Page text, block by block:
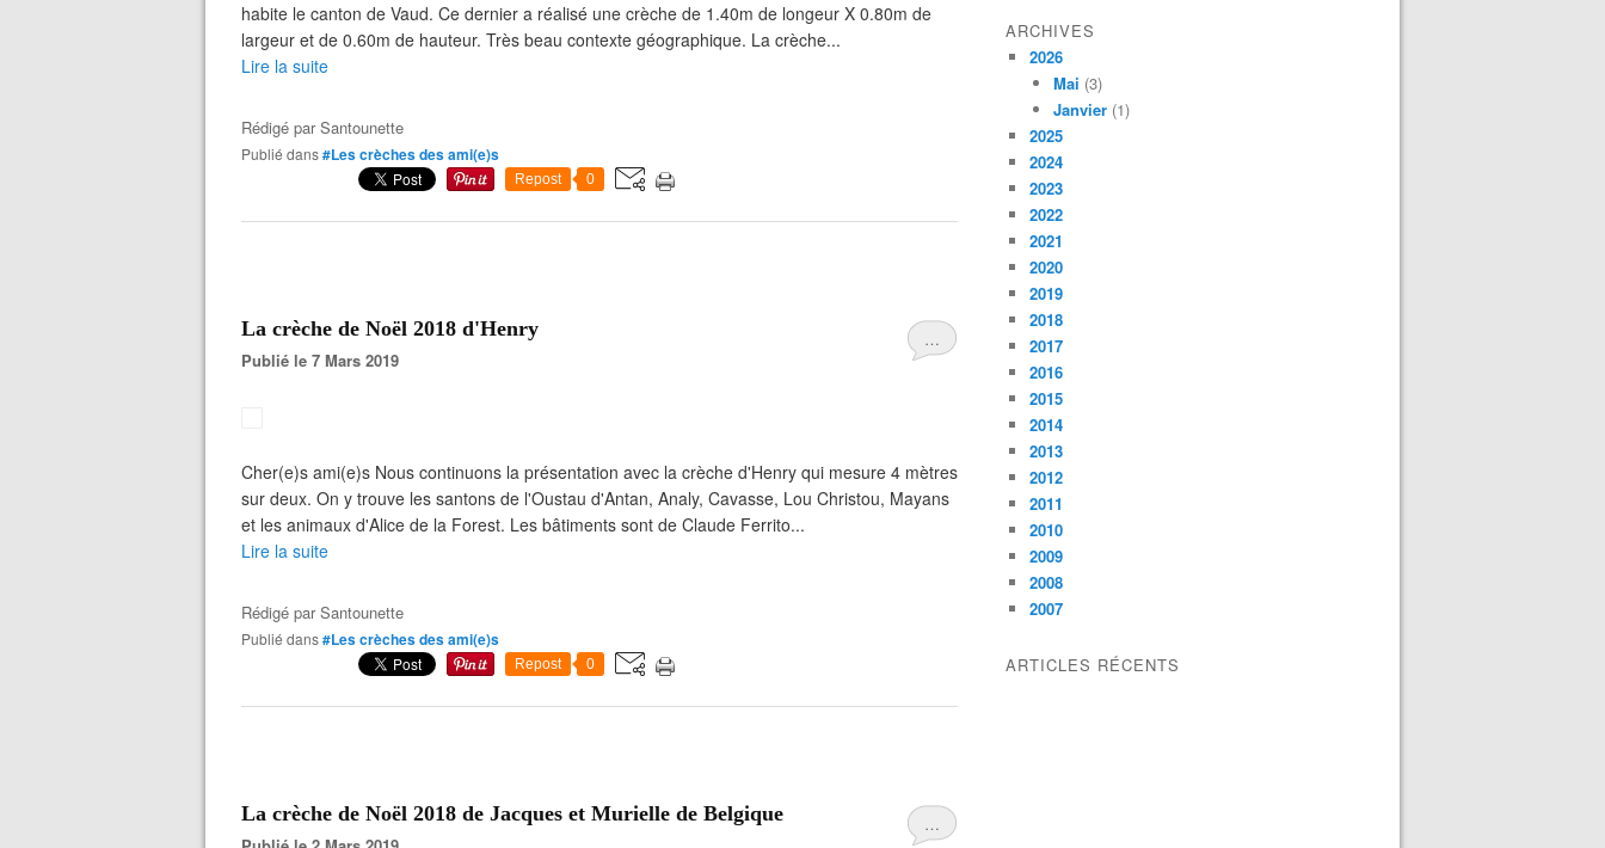
habite le canton de Vaud. Ce dernier a réalisé une crèche de 1.40m de longeur X 0.80m de
largeur et de 0.60m de hauteur. Très beau contexte géographique. La crèche...
Lire la suite
Rédigé parSantounette
Publié dans#Les crèches des ami(e)s
Repost 0
…
La crèche de Noël 2018 d'Henry
Publié le 7 Mars 2019
Cher(e)s ami(e)s Nous continuons la présentation avec la crèche d'Henry qui mesure 4 mètres
sur deux. On y trouve les santons de l'Oustau d'Antan, Analy, Cavasse, Lou Christou, Mayans
et les animaux d'Alice de la Forest. Les bâtiments sont de Claude Ferrito...
Lire la suite
Rédigé parSantounette
Publié dans#Les crèches des ami(e)s
Repost 0
…
La crèche de Noël 2018 de Jacques et Murielle de Belgique
ARCHIVES
2026
Mai (3)
Janvier (1)
2025
2024
2023
2022
2021
2020
2019
2018
2017
2016
2015
2014
2013
2012
2011
2010
2009
2008
2007
ARTICLES RÉCENTS